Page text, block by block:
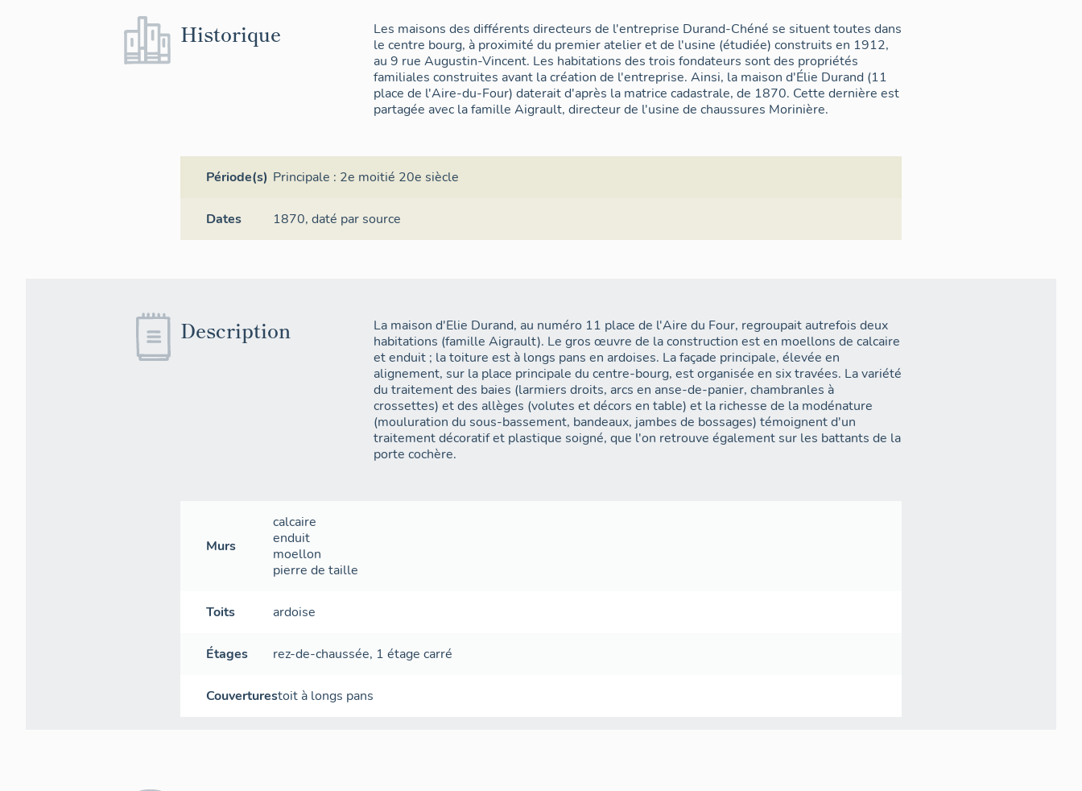
Historique
Les maisons des différents directeurs de l'entreprise Durand-Chéné se situent toutes dans
le centre bourg, à proximité du premier atelier et de l'usine (étudiée) construits en 1912,
au 9 rue Augustin-Vincent. Les habitations des trois fondateurs sont des propriétés
familiales construites avant la création de l'entreprise. Ainsi, la maison d'Élie Durand (11
place de l'Aire-du-Four) daterait d'après la matrice cadastrale, de 1870. Cette dernière est
partagée avec la famille Aigrault, directeur de l'usine de chaussures Morinière.
Période(s) Principale : 2e moitié 20e siècle
Dates 1870,daté par source
Description
La maison d'Elie Durand, au numéro 11 place de l'Aire du Four, regroupait autrefois deux
habitations (famille Aigrault). Le gros œuvre de la construction est en moellons de calcaire
et enduit ; la toiture est à longs pans en ardoises. La façade principale, élevée en
alignement, sur la place principale du centre-bourg, est organisée en six travées. La variété
du traitement des baies (larmiers droits, arcs en anse-de-panier, chambranles à
crossettes) et des allèges (volutes et décors en table) et la richesse de la modénature
(mouluration du sous-bassement, bandeaux, jambes de bossages) témoignent d'un
traitement décoratif et plastique soigné, que l'on retrouve également sur les battants de la
porte cochère.
Murs
calcaire
enduit
moellon
pierre de taille
Toits ardoise
Étages rez-de-chaussée, 1 étage carré
Couverturestoit à longs pans